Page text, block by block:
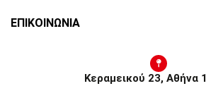
ΕΠΙΚΟΙΝΩΝΙΑ
Κεραμεικού 23, Αθήνα